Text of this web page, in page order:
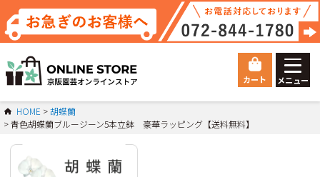
カート メニュー
ログイン
HOME
胡蝶蘭
青色胡蝶蘭ブルージーン5本立鉢 豪華ラッピング【送料無料】